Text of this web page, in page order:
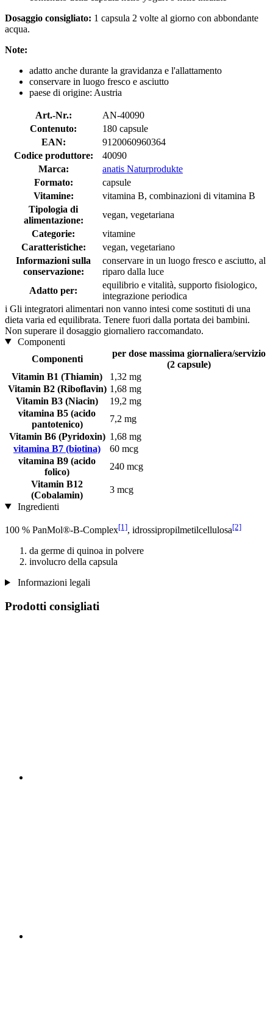
Dosaggio consigliato: 1 capsula 2 volte al giorno con abbondante
acqua.
Note:
adatto anche durante la gravidanza e l'allattamento
conservare in luogo fresco e asciutto
paese di origine: Austria
Art.-Nr.:
AN-40090
Contenuto:
180 capsule
EAN:
9120060960364
Codice produttore:
40090
Marca:
anatis Naturprodukte
Formato:
capsule
Vitamine:
vitamina B, combinazioni di vitamina B
Tipologia di
alimentazione:
vegan, vegetariana
Categorie:
vitamine
Caratteristiche:
vegan, vegetariano
Informazioni sulla
conservazione:
conservare in un luogo fresco e asciutto, al
riparo dalla luce
Adatto per:
equilibrio e vitalità, supporto fisiologico,
integrazione periodica
i Gli integratori alimentari non vanno intesi come sostituti di una
dieta varia ed equilibrata. Tenere fuori dalla portata dei bambini.
Non superare il dosaggio giornaliero raccomandato.
Componenti
Componenti
per dose massima giornaliera/servizio
(2 capsule)
Vitamin B1 (Thiamin)
1,32 mg
Vitamin B2 (Riboflavin) 1,68 mg
Vitamin B3 (Niacin)
19,2 mg
vitamina B5 (acido
pantotenico)
7,2 mg
Vitamin B6 (Pyridoxin) 1,68 mg
vitamina B7 (biotina)
60 mcg
vitamina B9 (acido
folico)
240 mcg
Vitamin B12
(Cobalamin)
3 mcg
Ingredienti
100 % PanMol®-B-Complex[1], idrossipropilmetilcellulosa[2]
da germe di quinoa in polvere
involucro della capsula
Informazioni legali
Prodotti consigliati